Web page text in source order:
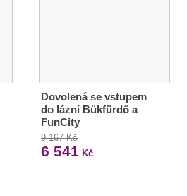
Dovolená se vstupem
do lázní Bükfürdő a
FunCity
9 167 Kč
6 541 Kč